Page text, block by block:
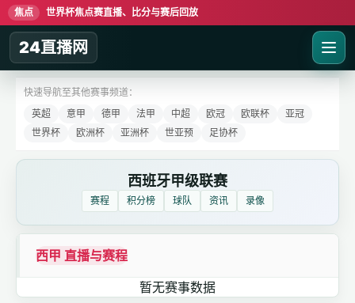
焦点 世界杯焦点赛直播、比分与赛后回放
24直播网
快速导航至其他赛事频道：
英超
意甲 德甲 法甲 中超 欧冠 欧联杯
亚冠
世界杯
欧洲杯 亚洲杯 世亚预 足协杯
西班牙甲级联赛
赛程 积分榜 球队 资讯 录像
西甲 直播与赛程
暂无赛事数据